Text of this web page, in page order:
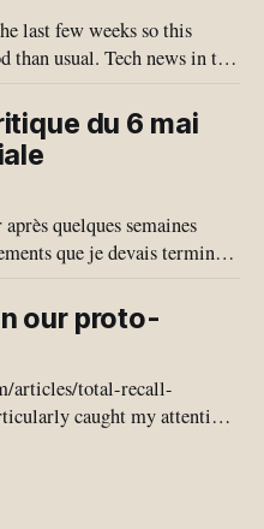
last few weeks so this
usual. Tech news in the
near future. This
du 6 mai
quelques semaines
que je devais terminer.
nous ont offert quelques
notre proche avenir
our proto-
articles/total-recall-
their minds to the